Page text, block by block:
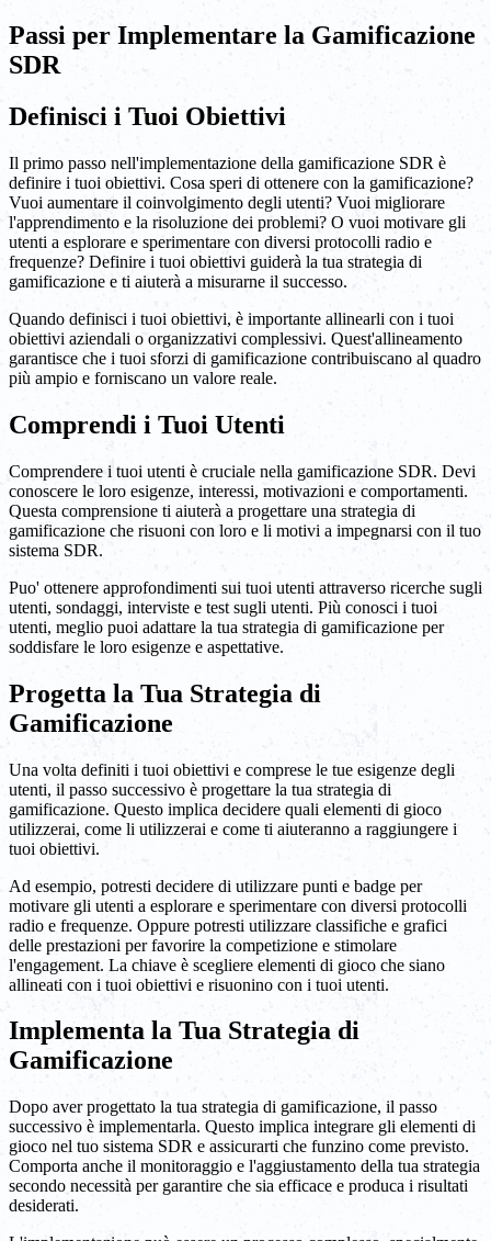
Passi per Implementare la Gamificazione
SDR
Definisci i Tuoi Obiettivi
Il primo passo nell'implementazione della gamificazione SDR è
definire i tuoi obiettivi. Cosa speri di ottenere con la gamificazione?
Vuoi aumentare il coinvolgimento degli utenti? Vuoi migliorare
l'apprendimento e la risoluzione dei problemi? O vuoi motivare gli
utenti a esplorare e sperimentare con diversi protocolli radio e
frequenze? Definire i tuoi obiettivi guiderà la tua strategia di
gamificazione e ti aiuterà a misurarne il successo.
Quando definisci i tuoi obiettivi, è importante allinearli con i tuoi
obiettivi aziendali o organizzativi complessivi. Quest'allineamento
garantisce che i tuoi sforzi di gamificazione contribuiscano al quadro
più ampio e forniscano un valore reale.
Comprendi i Tuoi Utenti
Comprendere i tuoi utenti è cruciale nella gamificazione SDR. Devi
conoscere le loro esigenze, interessi, motivazioni e comportamenti.
Questa comprensione ti aiuterà a progettare una strategia di
gamificazione che risuoni con loro e li motivi a impegnarsi con il tuo
sistema SDR.
Puo' ottenere approfondimenti sui tuoi utenti attraverso ricerche sugli
utenti, sondaggi, interviste e test sugli utenti. Più conosci i tuoi
utenti, meglio puoi adattare la tua strategia di gamificazione per
soddisfare le loro esigenze e aspettative.
Progetta la Tua Strategia di
Gamificazione
Una volta definiti i tuoi obiettivi e comprese le tue esigenze degli
utenti, il passo successivo è progettare la tua strategia di
gamificazione. Questo implica decidere quali elementi di gioco
utilizzerai, come li utilizzerai e come ti aiuteranno a raggiungere i
tuoi obiettivi.
Ad esempio, potresti decidere di utilizzare punti e badge per
motivare gli utenti a esplorare e sperimentare con diversi protocolli
radio e frequenze. Oppure potresti utilizzare classifiche e grafici
delle prestazioni per favorire la competizione e stimolare
l'engagement. La chiave è scegliere elementi di gioco che siano
allineati con i tuoi obiettivi e risuonino con i tuoi utenti.
Implementa la Tua Strategia di
Gamificazione
Dopo aver progettato la tua strategia di gamificazione, il passo
successivo è implementarla. Questo implica integrare gli elementi di
gioco nel tuo sistema SDR e assicurarti che funzino come previsto.
Comporta anche il monitoraggio e l'aggiustamento della tua strategia
secondo necessità per garantire che sia efficace e produca i risultati
desiderati.